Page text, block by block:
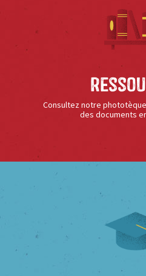
Consultez notre
des documents